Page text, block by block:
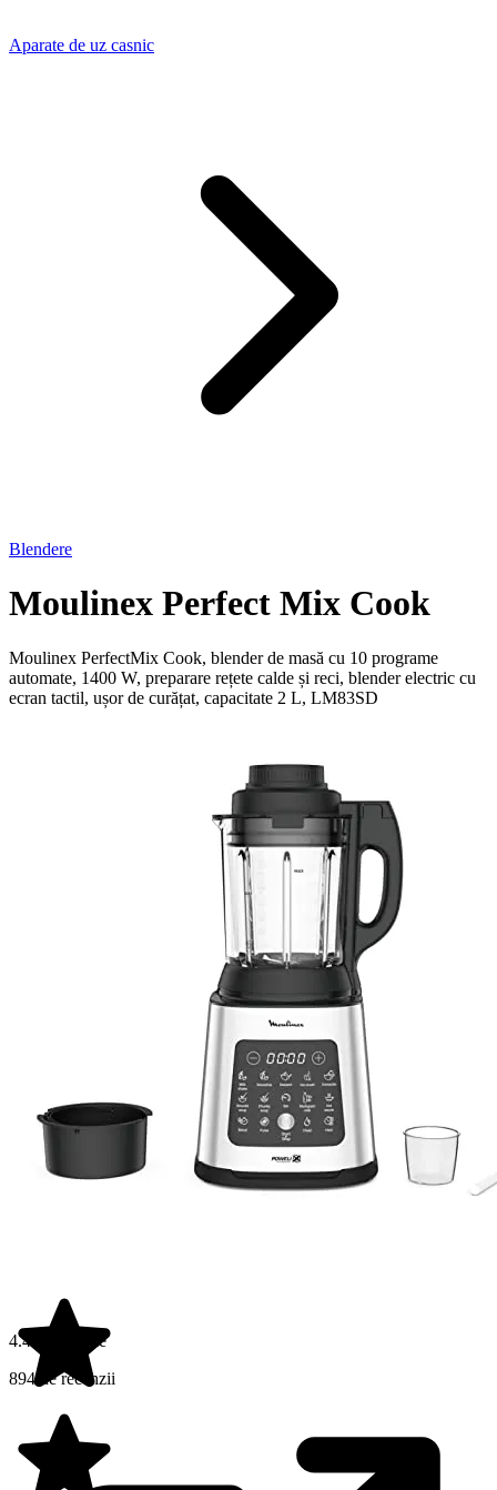
Aparate de uz casnic
Blendere
Moulinex Perfect Mix Cook
Moulinex PerfectMix Cook, blender de masă cu 10 programe
automate, 1400 W, preparare rețete calde și reci, blender electric cu
ecran tactil, ușor de curățat, capacitate 2 L, LM83SD
4.4 din 5 stele
894 de recenzii